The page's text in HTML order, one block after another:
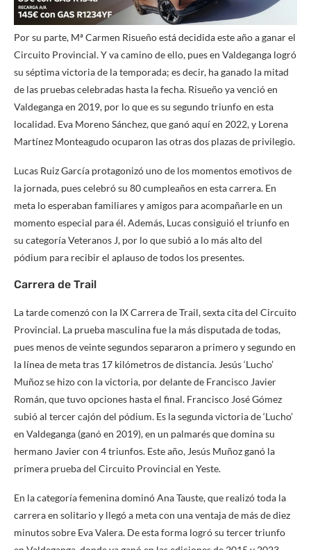
Por su parte, Mª Carmen Risueño está decidida este año a ganar el
Circuito Provincial. Y va camino de ello, pues en Valdeganga logró
su séptima victoria de la temporada; es decir, ha ganado la mitad
de las pruebas celebradas hasta la fecha. Risueño ya venció en
Valdeganga en 2019, por lo que es su segundo triunfo en esta
localidad. Eva Moreno Sánchez, que ganó aquí en 2022, y Lorena
Martínez Monteagudo ocuparon las otras dos plazas de privilegio.
Lucas Ruiz García protagonizó uno de los momentos emotivos de
la jornada, pues celebró su 80 cumpleaños en esta carrera. En
meta lo esperaban familiares y amigos para acompañarle en un
momento especial para él. Además, Lucas consiguió el triunfo en
su categoría Veteranos J, por lo que subió a lo más alto del
pódium para recibir el aplauso de todos los presentes.
Carrera de Trail
La tarde comenzó con la IX Carrera de Trail, sexta cita del Circuito
Provincial. La prueba masculina fue la más disputada de todas,
pues menos de veinte segundos separaron a primero y segundo en
la línea de meta tras 17 kilómetros de distancia. Jesús ‘Lucho’
Muñoz se hizo con la victoria, por delante de Francisco Javier
Román, que tuvo opciones hasta el final. Francisco José Gómez
subió al tercer cajón del pódium. Es la segunda victoria de ‘Lucho’
en Valdeganga (ganó en 2019), en un palmarés que domina su
hermano Javier con 4 triunfos. Este año, Jesús Muñoz ganó la
primera prueba del Circuito Provincial en Yeste.
En la categoría femenina dominó Ana Tauste, que realizó toda la
carrera en solitario y llegó a meta con una ventaja de más de diez
minutos sobre Eva Valera. De esta forma logró su tercer triunfo